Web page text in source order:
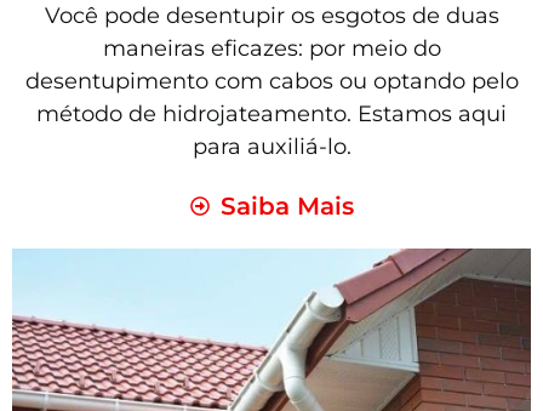
Você pode desentupir os esgotos de duas
maneiras eficazes: por meio do
desentupimento com cabos ou optando pelo
método de hidrojateamento. Estamos aqui
para auxiliá-lo.
Saiba Mais